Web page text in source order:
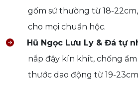
gốm sứ thường từ 18-
cho mọi chuẩn hộc.
Hũ Ngọc Lưu Ly & Đá tự
nắp đậy kín khít, chống
thước dao động từ 19-